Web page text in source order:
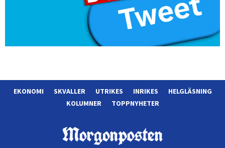
EKONOMI SKVALLER UTRIKES INRIKES
HELGLÄSNING
KOLUMNER
TOPPNYHETER